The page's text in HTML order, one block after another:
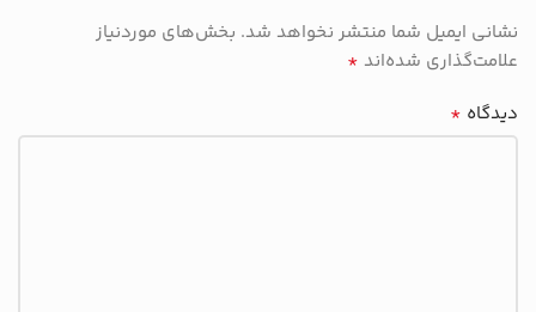
نشانی ایمیل شما منتشر نخواهد شد. بخش‌های موردنیاز
علامت‌گذاری شده‌اند *
دیدگاه *